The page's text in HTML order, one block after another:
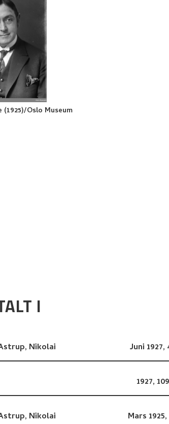
(1925)/Oslo Museum
I
Nikolai Juni 1927,
1927,
Nikolai Mars 1925,